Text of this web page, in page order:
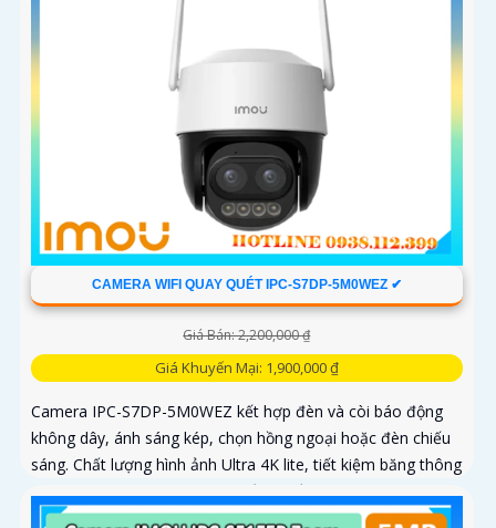
CAMERA WIFI QUAY QUÉT IPC-S7DP-5M0WEZ ✔
Giá Bán: 2,200,000 ₫
Giá Khuyến Mại: 1,900,000 ₫
Camera IPC-S7DP-5M0WEZ kết hợp đèn và còi báo động
không dây, ánh sáng kép, chọn hồng ngoại hoặc đèn chiếu
sáng. Chất lượng hình ảnh Ultra 4K lite, tiết kiệm băng thông
và chi phí, giám sát ban đêm tốt với hồng ngoại 50m